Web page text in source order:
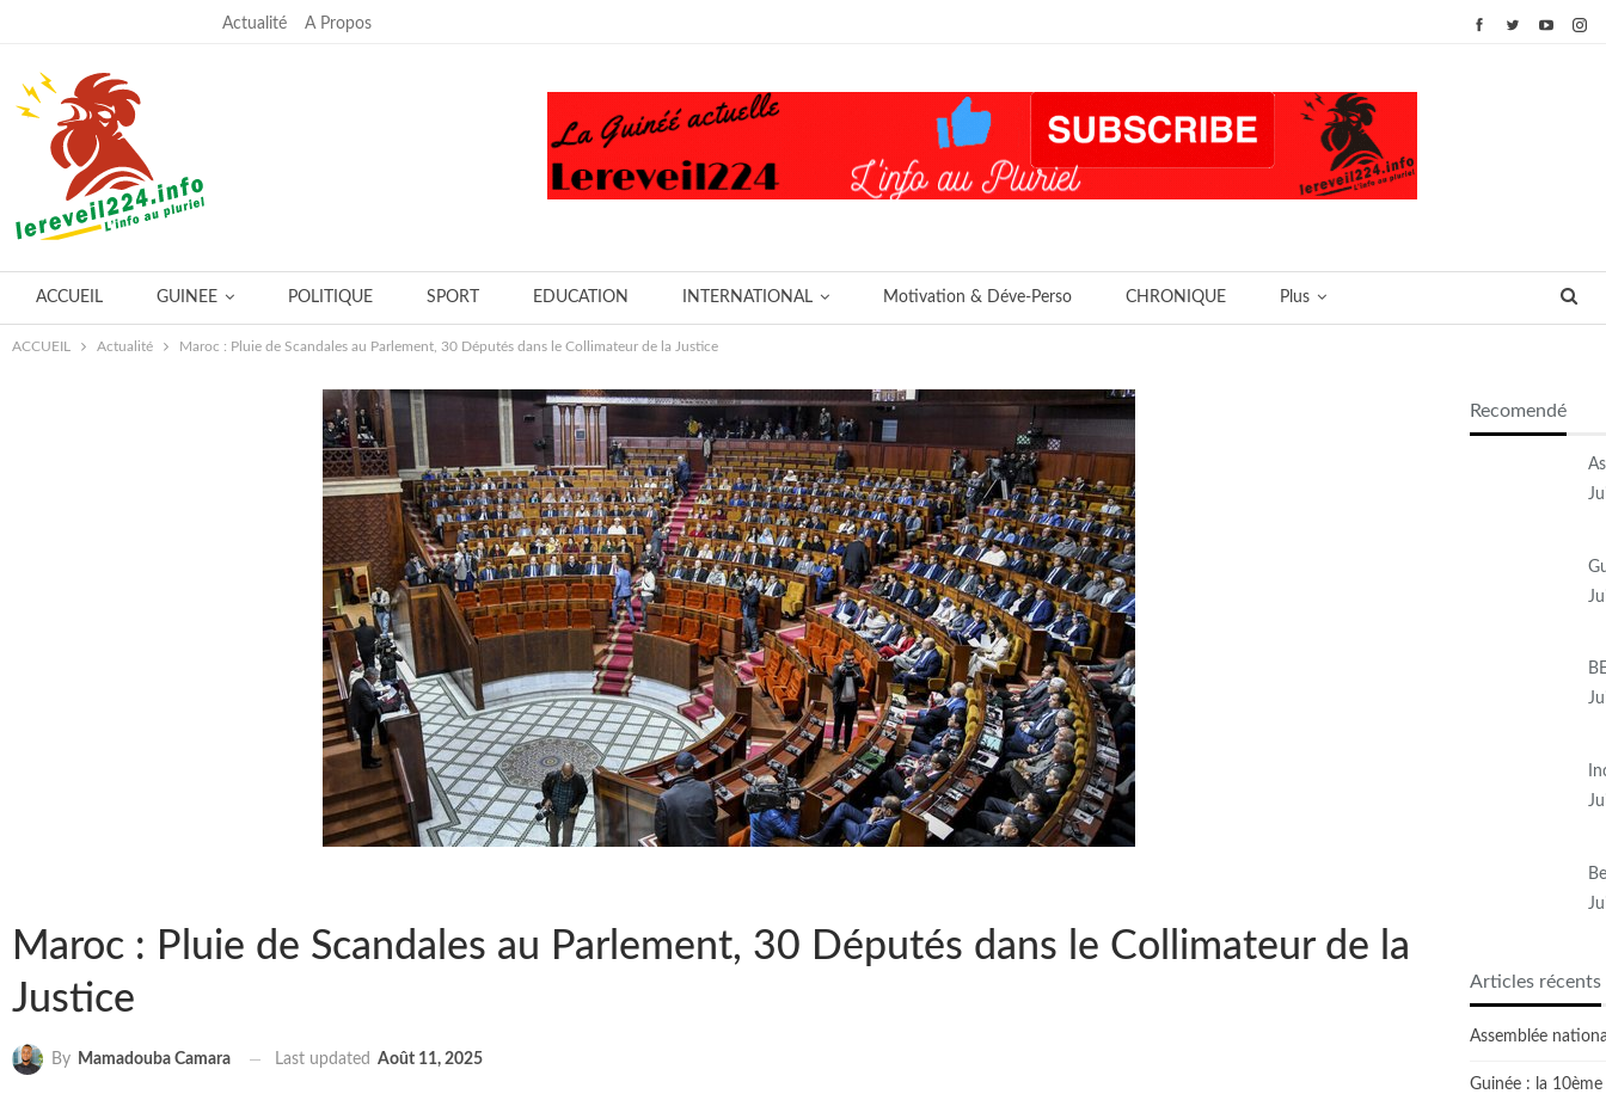
Actualité A Propos
ACCUEIL GUINEE POLITIQUE SPORT EDUCATION INTERNATIONAL Motivation & Déve-Perso CHRONIQUE Plus
ACCUEIL Actualité Maroc : Pluie de Scandales au Parlement, 30 Députés dans le Collimateur de la Justice
Maroc : Pluie de Scandales au Parlement, 30 Députés dans le Collimateur de la
Justice
By Mamadouba Camara Last updated Août 11, 2025
Recomendé
Articles récents
Assemblée
Guinée : la